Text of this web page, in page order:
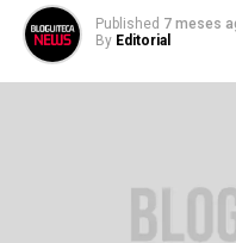
Published 7 meses
By Editorial